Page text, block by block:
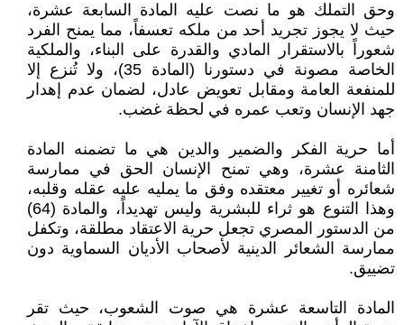
وحق التملك هو ما نصت عليه المادة السابعة عشرة،
حيث لا يجوز تجريد أحد من ملكه تعسفاً، مما يمنح الفرد
شعوراً بالاستقرار المادي والقدرة على البناء، والملكية
الخاصة مصونة في دستورنا (المادة 35)، ولا تُنزع إلا
للمنفعة العامة ومقابل تعويض عادل، لضمان عدم إهدار
جهد الإنسان وتعب عمره في لحظة غضب.
أما حرية الفكر والضمير والدين هي ما تضمنه المادة
الثامنة عشرة، وهي تمنح الإنسان الحق في ممارسة
شعائره أو تغيير معتقده وفق ما يمليه عليه عقله وقلبه،
وهذا التنوع هو ثراء للبشرية وليس تهديداً، والمادة (64)
من الدستور المصري تجعل حرية الاعتقاد مطلقة، وتكفل
ممارسة الشعائر الدينية لأصحاب الأديان السماوية دون
تضييق.
المادة التاسعة عشرة هي صوت الشعوب، حيث تقر